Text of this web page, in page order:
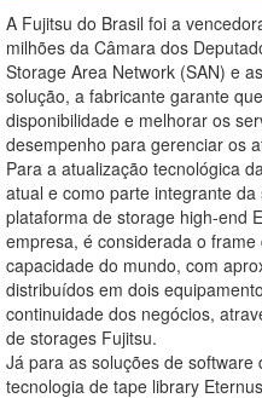
A Fujitsu do Brasil foi a
milhões da Câmara dos
Storage Area Network (SAN) e
solução, a fabricante garante
disponibilidade e melhorar os
desempenho para gerenciar os
Para a atualização tecnológica
atual e como parte integrante
plataforma de storage high-end
empresa, é considerada o
capacidade do mundo, com
distribuídos em dois
continuidade dos negócios,
de storages Fujitsu.
Já para as soluções de
tecnologia de tape library